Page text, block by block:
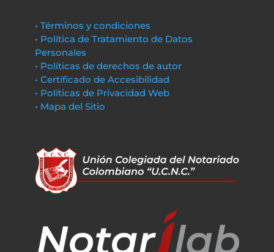
• Términos y condiciones
• Política de Tratamiento de Datos
Personales
• Políticas de derechos de autor
• Certificado de Accesibilidad
• Políticas de Privacidad Web
• Mapa del Sitio